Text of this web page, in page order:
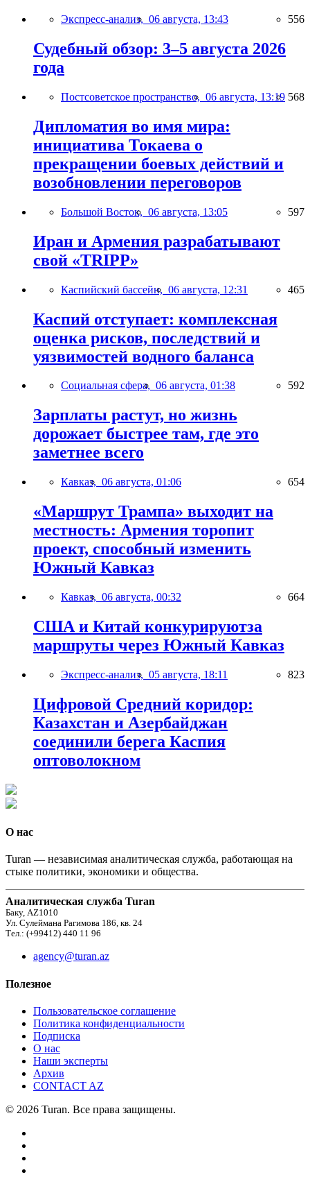
Экспресс-анализ, 06 августа, 13:43 556
Судебный обзор: 3–5 августа 2026
года
Постсоветское пространство, 06 августа, 13:19 568
Дипломатия во имя мира:
инициатива Токаева о
прекращении боевых действий и
возобновлении переговоров
Большой Восток, 06 августа, 13:05 597
Иран и Армения разрабатывают
свой «TRIPP»
Каспийский бассейн, 06 августа, 12:31 465
Каспий отступает: комплексная
оценка рисков, последствий и
уязвимостей водного баланса
Социальная сфера, 06 августа, 01:38 592
Зарплаты растут, но жизнь
дорожает быстрее там, где это
заметнее всего
Кавказ, 06 августа, 01:06 654
«Маршрут Трампа» выходит на
местность: Армения торопит
проект, способный изменить
Южный Кавказ
Кавказ, 06 августа, 00:32 664
США и Китай конкурируютза
маршруты через Южный Кавказ
Экспресс-анализ, 05 августа, 18:11 823
Цифровой Средний коридор:
Казахстан и Азербайджан
соединили берега Каспия
оптоволокном
О нас
Turan — независимая аналитическая служба, работающая на
стыке политики, экономики и общества.
Аналитическая служба Turan
Баку, AZ1010
Ул. Сулеймана Рагимова 186, кв. 24
Тел.: (+99412) 440 11 96
agency@turan.az
Полезное
Пользовательское соглашение
Политика конфиденциальности
Подписка
О нас
Наши эксперты
Архив
CONTACT AZ
© 2026 Turan. Все права защищены.